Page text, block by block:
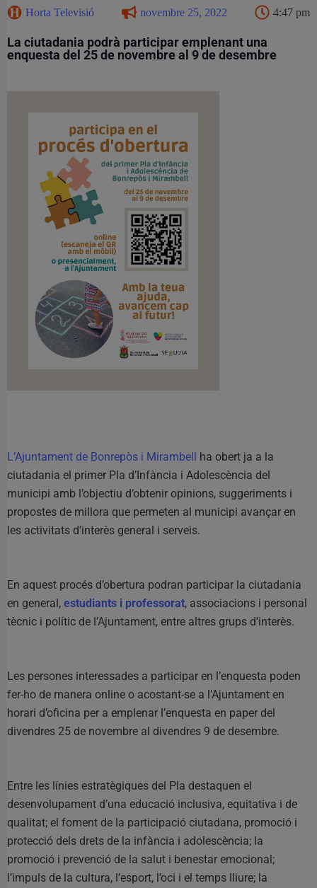
Horta Televisió novembre 25, 2022 4:47 pm
La ciutadania podrà participar emplenant una
enquesta del 25 de novembre al 9 de desembre
L’Ajuntament de Bonrepòs i Mirambell ha obert ja a la
ciutadania el primer Pla d’Infància i Adolescència del
municipi amb l’objectiu d’obtenir opinions, suggeriments i
propostes de millora que permeten al municipi avançar en
les activitats d’interès general i serveis.
En aquest procés d’obertura podran participar la ciutadania
en general, estudiants i professorat, associacions i personal
tècnic i polític de l’Ajuntament, entre altres grups d’interès.
Les persones interessades a participar en l’enquesta poden
fer-ho de manera online o acostant-se a l’Ajuntament en
horari d’oficina per a emplenar l’enquesta en paper del
divendres 25 de novembre al divendres 9 de desembre.
Entre les línies estratègiques del Pla destaquen el
desenvolupament d’una educació inclusiva, equitativa i de
qualitat; el foment de la participació ciutadana, promoció i
protecció dels drets de la infància i adolescència; la
promoció i prevenció de la salut i benestar emocional;
l’impuls de la cultura, l’esport, l’oci i el temps lliure; la